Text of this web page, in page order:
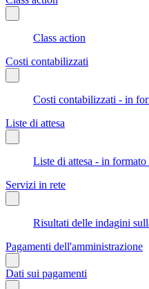
Class action
Costi contabilizzati
Costi contabilizzati - in
Liste di attesa
Liste di attesa - in formato
Servizi in rete
Risultati delle indagini
Pagamenti dell'amministrazione
Dati sui pagamenti